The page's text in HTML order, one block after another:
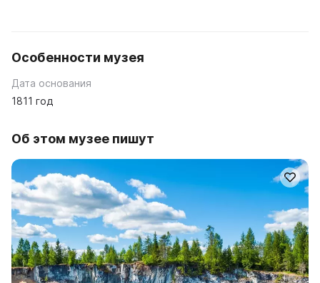
Особенности музея
Дата основания
1811 год
Об этом музее пишут